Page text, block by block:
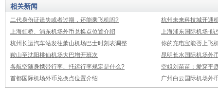
相关新闻
二代身份证遗失或者过期，还能乘飞机吗?
杭州未来科技城开通
上海虹桥、浦东机场外币兑换点位置介绍
上海浦东国际机场-航
杭州长运汽车站发往萧山机场巴士时刻表调整
你的充电宝能否上飞
鞍山至沈阳桃仙机场大巴增开班次
昆明长水国际机场外
各航空随身携带行李、托运行李规定是什么?
空姐刘苗苗：爱穿平
首都国际机场外币兑换点位置介绍
广州白云国际机场外